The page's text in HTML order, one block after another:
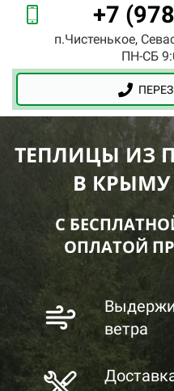
+7
п.Чистенькое,
ПН-СБ
ТЕПЛИЦЫ ИЗ
В
С
ОПЛАТОЙ
ветра